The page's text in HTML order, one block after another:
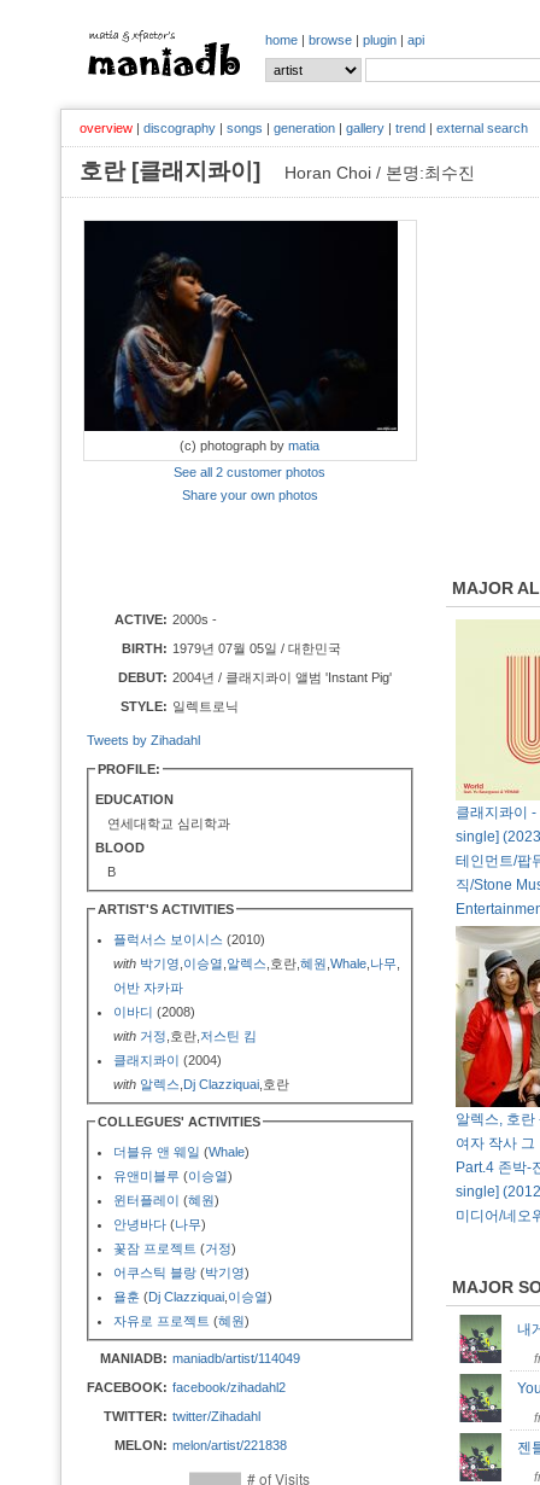
home | browse | plugin | api
overview | discography | songs | generation | gallery | trend | external search
호란 [클래지콰이] Horan Choi / 본명:최수진
(c) photograph bymatia
See all 2 customer photos
Share your own photos
ACTIVE: 2000s -
BIRTH: 1979년 07월 05일 / 대한민국
DEBUT: 2004년 / 클래지콰이 앨범 'Instant Pig'
STYLE: 일렉트로닉
Tweets by Zihadahl
PROFILE:
EDUCATION
연세대학교 심리학과
BLOOD
B
ARTIST'S ACTIVITIES
플럭서스 보이시스 (2010)
with 박기영 이승열 알렉스 ,호란, 혜원 Whale 나무
어반 자카파
이바디 (2008)
with 거정 ,호란, 저스틴 킴
클래지콰이 (2004)
with 알렉스 Dj Clazziquai ,호란
COLLEGUES' ACTIVITIES
더블유 앤 웨일 (Whale)
유앤미블루 (이승열)
윈터플레이 (혜원)
안녕바다 (나무)
꽃잠 프로젝트 (거정)
어쿠스틱 블랑 (박기영)
욜훈 (Dj Clazziquai 이승열)
자유로 프로젝트 (혜원)
MANIADB: maniadb/artist/114049
FACEBOOK: facebook/zihadahl2
TWITTER: twitter/Zihadahl
MELON: melon/artist/221838
MAJOR
클래지콰이
single]
테인먼트/팝
직/Stone
알렉스, 호란
여자 작사 그
Part.4 존박-
single]
미디어/네오
MAJOR
내
젠